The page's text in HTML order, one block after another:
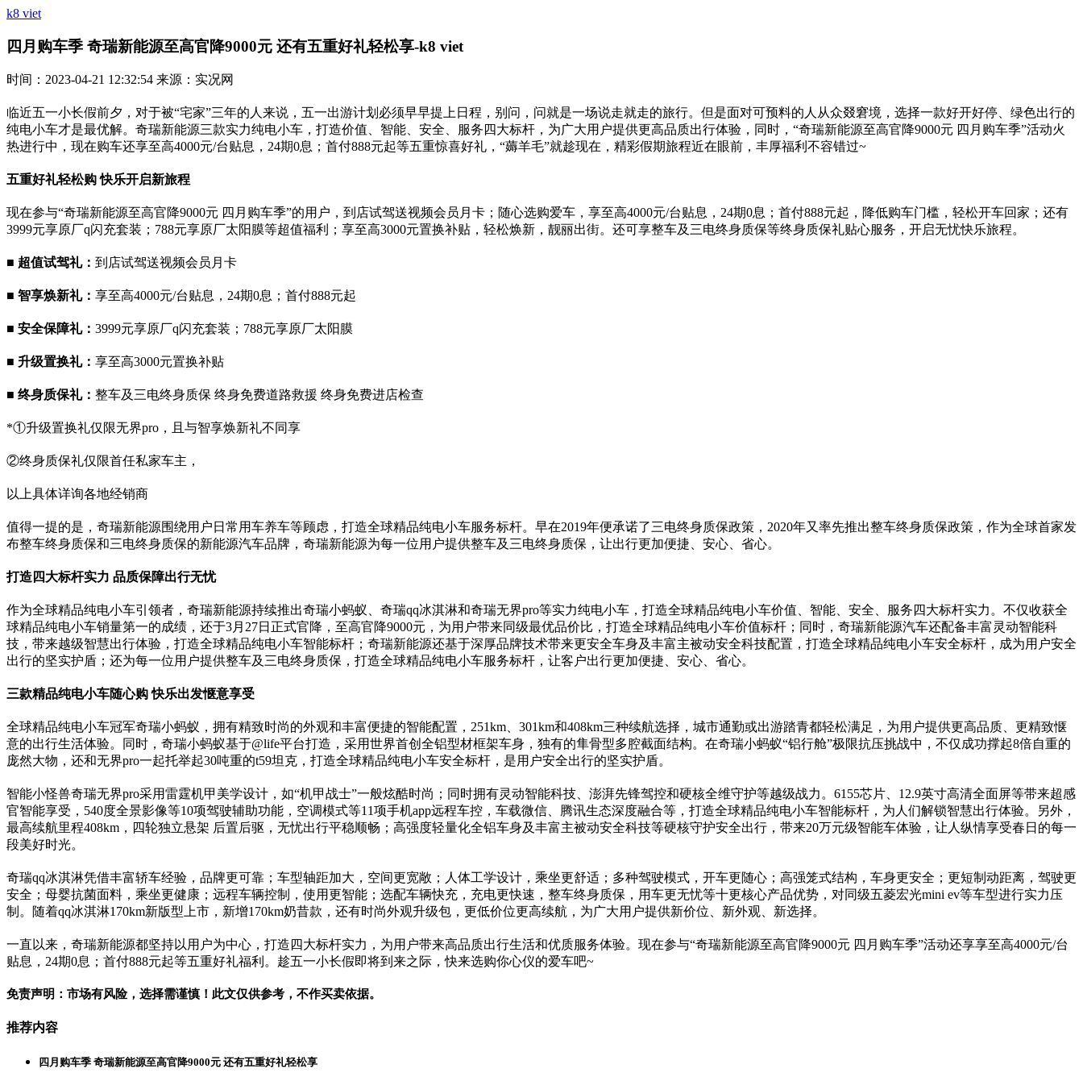
k8 viet
四月购车季 奇瑞新能源至高官降9000元 还有五重好礼轻松享-k8 viet
时间：2023-04-21 12:32:54 来源：实况网
临近五一小长假前夕，对于被“宅家”三年的人来说，五一出游计划必须早早提上日程，别问，问就是一场说走就走的旅行。但是面对可预料的人从众叕窘境，选择一款好开好停、绿色出行的
纯电小车才是最优解。奇瑞新能源三款实力纯电小车，打造价值、智能、安全、服务四大标杆，为广大用户提供更高品质出行体验，同时，“奇瑞新能源至高官降9000元 四月购车季”活动火
热进行中，现在购车还享至高4000元/台贴息，24期0息；首付888元起等五重惊喜好礼，“薅羊毛”就趁现在，精彩假期旅程近在眼前，丰厚福利不容错过~
五重好礼轻松购快乐开启新旅程
现在参与“奇瑞新能源至高官降9000元 四月购车季”的用户，到店试驾送视频会员月卡；随心选购爱车，享至高4000元/台贴息，24期0息；首付888元起，降低购车门槛，轻松开车回家；还有
3999元享原厂q闪充套装；788元享原厂太阳膜等超值福利；享至高3000元置换补贴，轻松焕新，靓丽出街。还可享整车及三电终身质保等终身质保礼贴心服务，开启无忧快乐旅程。
■ 超值试驾礼： 到店试驾送视频会员月卡
■ 智享焕新礼： 享至高4000元/台贴息，24期0息；首付888元起
■ 安全保障礼： 3999元享原厂q闪充套装；788元享原厂太阳膜
■ 升级置换礼： 享至高3000元置换补贴
■ 终身质保礼： 整车及三电终身质保 终身免费道路救援 终身免费进店检查
*①升级置换礼仅限无界pro，且与智享焕新礼不同享
②终身质保礼仅限首任私家车主，
以上具体详询各地经销商
值得一提的是，奇瑞新能源围绕用户日常用车养车等顾虑，打造全球精品纯电小车服务标杆。早在2019年便承诺了三电终身质保政策，2020年又率先推出整车终身质保政策，作为全球首家发
布整车终身质保和三电终身质保的新能源汽车品牌，奇瑞新能源为每一位用户提供整车及三电终身质保，让出行更加便捷、安心、省心。
打造四大标杆实力 品质保障出行无忧
作为全球精品纯电小车引领者，奇瑞新能源持续推出奇瑞小蚂蚁、奇瑞qq冰淇淋和奇瑞无界pro等实力纯电小车，打造全球精品纯电小车价值、智能、安全、服务四大标杆实力。不仅收获全
球精品纯电小车销量第一的成绩，还于3月27日正式官降，至高官降9000元，为用户带来同级最优品价比，打造全球精品纯电小车价值标杆；同时，奇瑞新能源汽车还配备丰富灵动智能科
技，带来越级智慧出行体验，打造全球精品纯电小车智能标杆；奇瑞新能源还基于深厚品牌技术带来更安全车身及丰富主被动安全科技配置，打造全球精品纯电小车安全标杆，成为用户安全
出行的坚实护盾；还为每一位用户提供整车及三电终身质保，打造全球精品纯电小车服务标杆，让客户出行更加便捷、安心、省心。
三款精品纯电小车随心购 快乐出发惬意享受
全球精品纯电小车冠军奇瑞小蚂蚁，拥有精致时尚的外观和丰富便捷的智能配置，251km、301km和408km三种续航选择，城市通勤或出游踏青都轻松满足，为用户提供更高品质、更精致惬
意的出行生活体验。同时，奇瑞小蚂蚁基于@life平台打造，采用世界首创全铝型材框架车身，独有的隼骨型多腔截面结构。在奇瑞小蚂蚁“铝行舱”极限抗压挑战中，不仅成功撑起8倍自重的
庞然大物，还和无界pro一起托举起30吨重的t59坦克，打造全球精品纯电小车安全标杆，是用户安全出行的坚实护盾。
智能小怪兽奇瑞无界pro采用雷霆机甲美学设计，如“机甲战士”一般炫酷时尚；同时拥有灵动智能科技、澎湃先锋驾控和硬核全维守护等越级战力。6155芯片、12.9英寸高清全面屏等带来超感
官智能享受，540度全景影像等10项驾驶辅助功能，空调模式等11项手机app远程车控，车载微信、腾讯生态深度融合等，打造全球精品纯电小车智能标杆，为人们解锁智慧出行体验。另外，
最高续航里程408km，四轮独立悬架 后置后驱，无忧出行平稳顺畅；高强度轻量化全铝车身及丰富主被动安全科技等硬核守护安全出行，带来20万元级智能车体验，让人纵情享受春日的每一
段美好时光。
奇瑞qq冰淇淋凭借丰富轿车经验，品牌更可靠；车型轴距加大，空间更宽敞；人体工学设计，乘坐更舒适；多种驾驶模式，开车更随心；高强笼式结构，车身更安全；更短制动距离，驾驶更
安全；母婴抗菌面料，乘坐更健康；远程车辆控制，使用更智能；选配车辆快充，充电更快速，整车终身质保，用车更无忧等十更核心产品优势，对同级五菱宏光mini ev等车型进行实力压
制。随着qq冰淇淋170km新版型上市，新增170km奶昔款，还有时尚外观升级包，更低价位更高续航，为广大用户提供新价位、新外观、新选择。
一直以来，奇瑞新能源都坚持以用户为中心，打造四大标杆实力，为用户带来高品质出行生活和优质服务体验。现在参与“奇瑞新能源至高官降9000元 四月购车季”活动还享享至高4000元/台
贴息，24期0息；首付888元起等五重好礼福利。趁五一小长假即将到来之际，快来选购你心仪的爱车吧~
免责声明：市场有风险，选择需谨慎！此文仅供参考，不作买卖依据。
推荐内容
四月购车季 奇瑞新能源至高官降9000元 还有五重好礼轻松享